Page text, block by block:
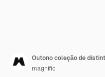
Outono coleção de
magnific